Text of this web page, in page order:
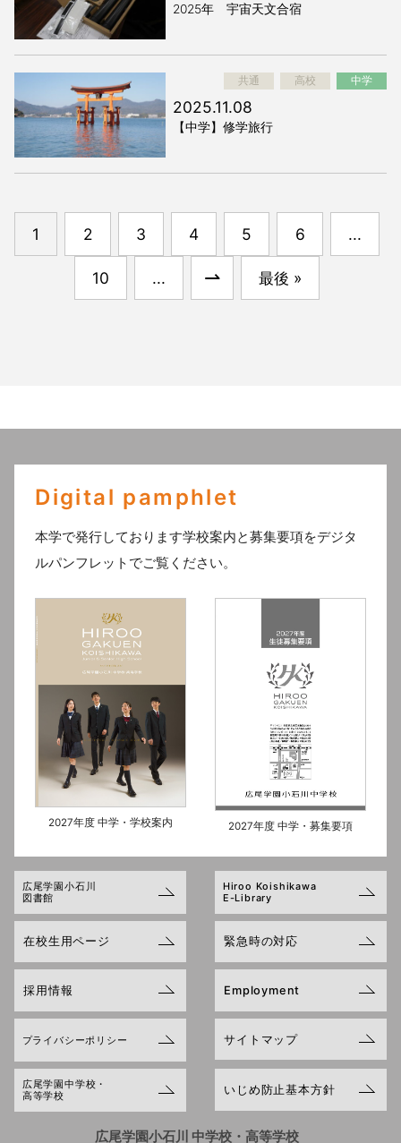
2025年 宇宙天文合宿
共通 高校 中学
2025.11.08
【中学】修学旅行
1 2 3 4 5 6 ...
10 ... ⇀ 最後 »
2027年度 中学・学校案内 2027年度 中学・募集要項
Digital pamphlet
本学で発行しております学校案内と募集要項をデジタ
ルパンフレットでご覧ください。
広尾学園小石川
図書館
Hiroo Koishikawa
E-Library
在校生用ページ 緊急時の対応
採用情報 Employment
プライバシーポリシー サイトマップ
広尾学園中学校・
高等学校
いじめ防止基本方針
広尾学園小石川 中学校・高等学校